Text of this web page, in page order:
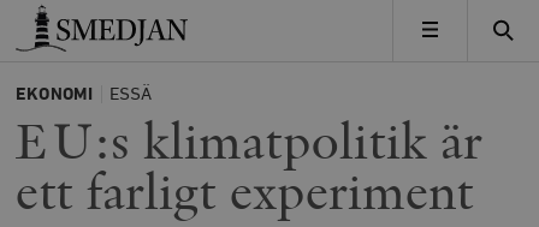
Timbro
MENY
EKONOMI ESSÄ
EU:s klimatpolitik är
ett farligt experiment